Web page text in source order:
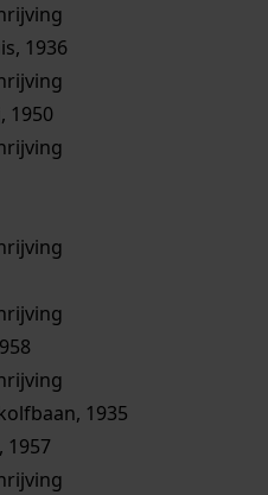
1936
1950
1935
1957